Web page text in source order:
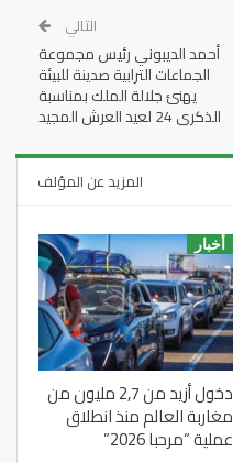
التالي
أحمد الديبوني رئيس مجموعة
الجماعات الترابية صدينة للبيئة
يهنئ جلالة الملك بمناسبة
الذكرى 24 لعيد العرش المجيد
المزيد عن المؤلف
أخبار
دخول أزيد من 2,7 مليون من
مغاربة العالم منذ انطلاق
عملية “مرحبا 2026”